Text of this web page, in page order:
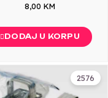
8,00 KM
DODAJ U KORPU
2576